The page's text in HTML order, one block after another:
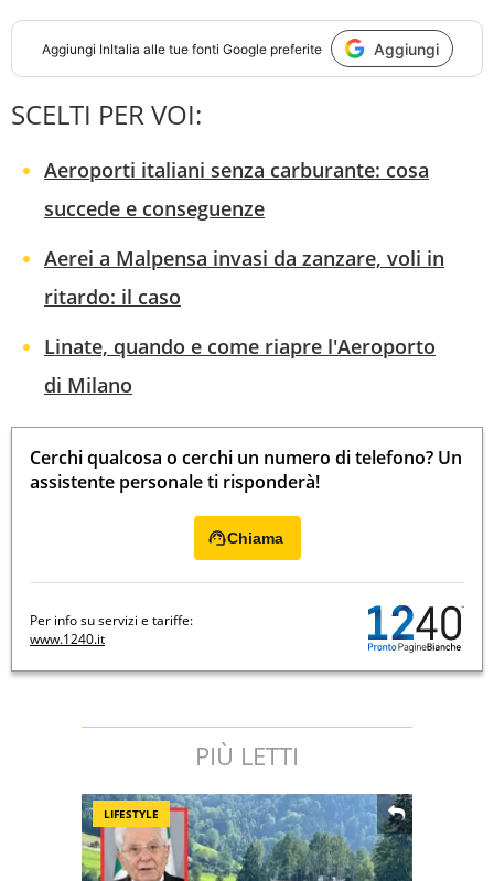
Aggiungi InItalia alle tue fonti Google preferite Aggiungi
SCELTI PER VOI:
Aeroporti italiani senza carburante: cosa
succede e conseguenze
Aerei a Malpensa invasi da zanzare, voli in
ritardo: il caso
Linate, quando e come riapre l'Aeroporto
di Milano
Cerchi qualcosa o cerchi un numero di telefono? Un
assistente personale ti risponderà!
Chiama
Per info su servizi e tariffe:
www.1240.it
PIÙ LETTI
LIFESTYLE